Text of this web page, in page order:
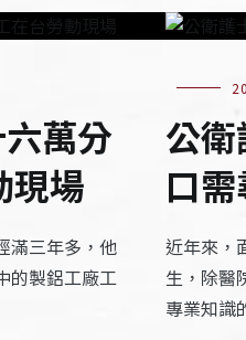
萬分
現場
滿三年多，他
的製鋁工廠工
公
口
近年來，
生，除醫
專業知識